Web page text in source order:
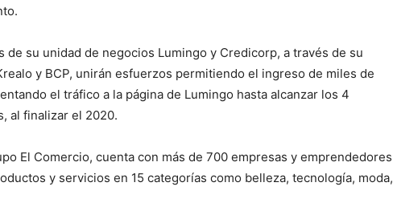
de su unidad de negocios Lumingo y Credicorp, a través de su
y BCP, unirán esfuerzos permitiendo el ingreso de miles de
el tráfico a la página de Lumingo hasta alcanzar los 4
al finalizar el 2020.
El Comercio, cuenta con más de 700 empresas y emprendedores
y servicios en 15 categorías como belleza, tecnología, moda,